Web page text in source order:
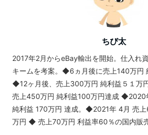
ちび太
2017年2月からeBay輸出を開始。仕入れ
キームを考案。◆6ヵ月後に売上140万円
◆12ヶ月後、売上300万円 純利益５１万
売上450万円 純利益100万円達成 ◆2020
純利益 170万円 達成。◆2021年 4月 売
万円 ◆ 売上70万円 利益率60％の国内販